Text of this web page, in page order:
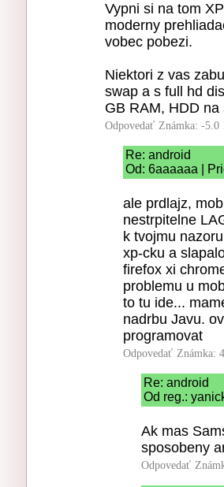
Vypni si na tom
moderny
vobec pobezi.
Niektori z vas
swap a s full hd
GB RAM, HDD
Odpovedať Známka: -5.0
Re: android
Od: 6aaaaaa |
ale prdlajz,
nestrpitelne
k tvojmu
xp-cku a
firefox xi
problemu u
to tu ide...
nadrbu Javu.
programovat
Odpovedať Známka:
Re: android
Od reg.:
Ak mas
sposobeny
Odpovedať